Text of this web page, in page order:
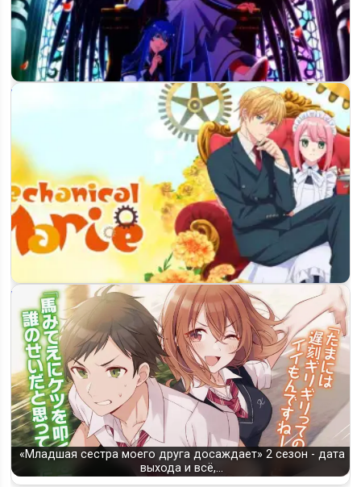
Будет ли 2 сезон аниме «Шальной последний босс явился!»
и что…
Будет ли 2 сезон аниме «Механическая Мари»: что известно
о продолжении
«Младшая сестра моего друга досаждает» 2 сезон - дата
выхода и всё,…